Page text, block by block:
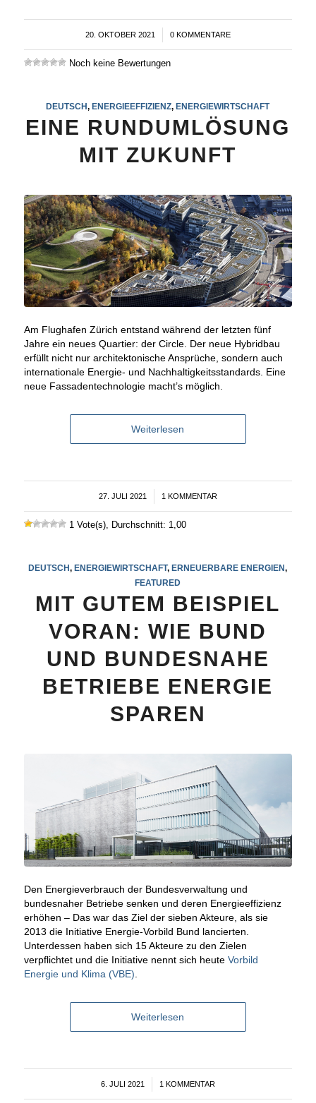
20. OKTOBER 2021
/ 0 KOMMENTARE
Noch keine Bewertungen
DEUTSCH ,ENERGIEEFFIZIENZ ,ENERGIEWIRTSCHAFT
EINE RUNDUMLÖSUNG
MIT ZUKUNFT
Am Flughafen Zürich entstand während der letzten fünf
Jahre ein neues Quartier: der Circle. Der neue Hybridbau
erfüllt nicht nur architektonische Ansprüche, sondern auch
internationale Energie- und Nachhaltigkeitsstandards. Eine
neue Fassadentechnologie macht’s möglich.
Weiterlesen
27. JULI 2021 1 KOMMENTAR
1 Vote(s), Durchschnitt: 1,00
DEUTSCH, ENERGIEWIRTSCHAFT, ERNEUERBARE ENERGIEN,
FEATURED
MIT GUTEM BEISPIEL
VORAN: WIE BUND
UND BUNDESNAHE
BETRIEBE ENERGIE
SPAREN
Den Energieverbrauch der Bundesverwaltung und
bundesnaher Betriebe senken und deren Energieeffizienz
erhöhen – Das war das Ziel der sieben Akteure, als sie
2013 die Initiative Energie-Vorbild Bund lancierten.
Unterdessen haben sich 15 Akteure zu den Zielen
verpflichtet und die Initiative nennt sich heute Vorbild
Energie und Klima (VBE)
Weiterlesen
6. JULI 2021 1 KOMMENTAR